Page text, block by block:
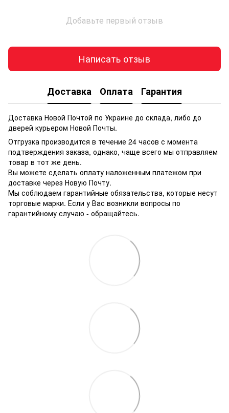
Добавьте первый отзыв
Написать отзыв
Доставка Оплата Гарантия
Доставка Новой Почтой по Украине до склада, либо до
дверей курьером Новой Почты.
Отгрузка производится в течение 24 часов с момента
подтверждения заказа, однако, чаще всего мы отправляем
товар в тот же день.
Вы можете сделать оплату наложенным платежом при
доставке через Новую Почту.
Мы соблюдаем гарантийные обязательства, которые несут
торговые марки. Если у Вас возникли вопросы по
гарантийному случаю - обращайтесь.